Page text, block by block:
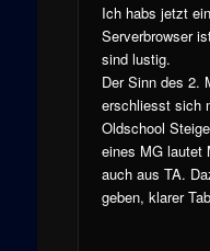
Ich habs jetzt
Serverbrowser
sind lustig.
Der Sinn des 2.
erschliesst sich
Oldschool
eines MG lautet
auch aus TA.
geben, klarer